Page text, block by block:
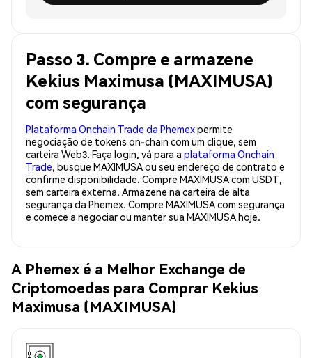
Passo 3. Compre e armazene
Kekius Maximusa (MAXIMUSA)
com segurança
Plataforma Onchain Trade da Phemexpermite
negociação de tokens on-chain com um clique, sem
carteira Web3. Faça login, vá para a plataforma Onchain
Trade, busque MAXIMUSA ou seu endereço de contrato e
confirme disponibilidade. Compre MAXIMUSA com USDT,
sem carteira externa. Armazene na carteira de alta
segurança da Phemex. Compre MAXIMUSA com segurança
e comece a negociar ou manter sua MAXIMUSA hoje.
A Phemex é a Melhor Exchange de
Criptomoedas para Comprar Kekius
Maximusa (MAXIMUSA)